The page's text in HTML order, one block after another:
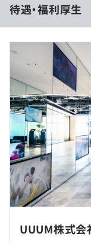
しまない社内環境
・すべて自社開発
ロダクトは多岐に
・Slackを使用し
リモートワーク
方を実現していま
・本番にデプロイ
またはペアプログ
・エンタメ手当を
機会の創出を目的
・インストラクタ
待遇・福利厚生
経験・年齢・能
※見込み時間外手
※45時間超過分は
（※想定年収は年収
専門業務型裁量労
※10:00〜19:00を
UUUM株式会